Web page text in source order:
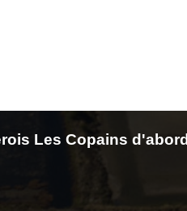
Les Copains d'abord